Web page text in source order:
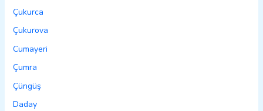
Çukurca
Çukurova
Cumayeri
Çumra
Çüngüş
Daday